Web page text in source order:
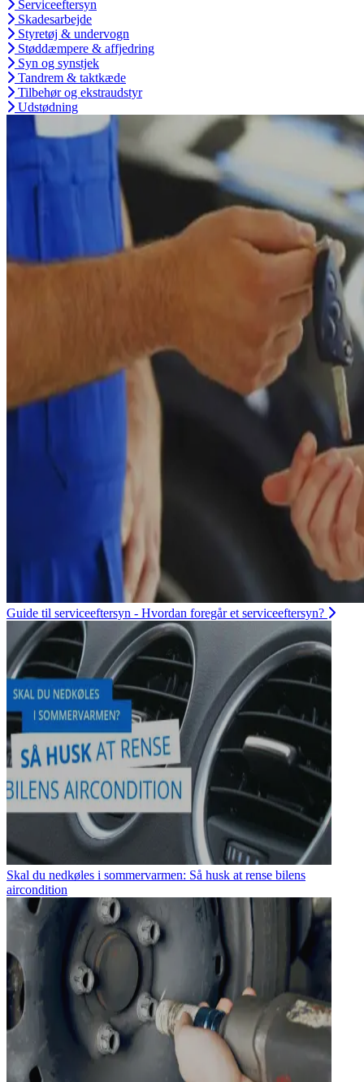
Serviceeftersyn
Skadesarbejde
Styretøj & undervogn
Støddæmpere & affjedring
Syn og synstjek
Tandrem & taktkæde
Tilbehør og ekstraudstyr
Udstødning
Guide til serviceeftersyn - Hvordan foregår et serviceeftersyn?
Skal du nedkøles i sommervarmen: Så husk at rense bilens
aircondition